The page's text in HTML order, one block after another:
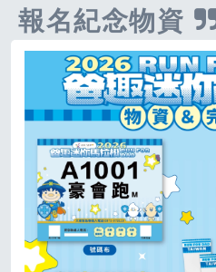
報名紀念物資